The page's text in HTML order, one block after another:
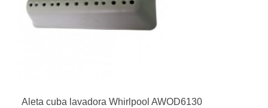
Aleta cuba lavadora Whirlpool AWOD6130